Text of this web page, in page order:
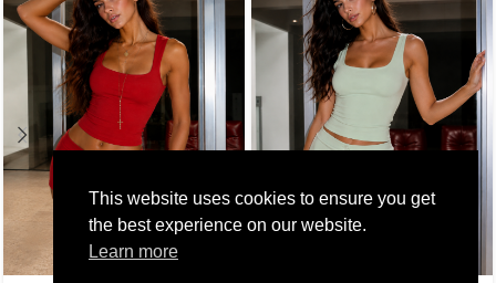
This website uses cookies to ensure you get
the best experience on our website.
Learn more